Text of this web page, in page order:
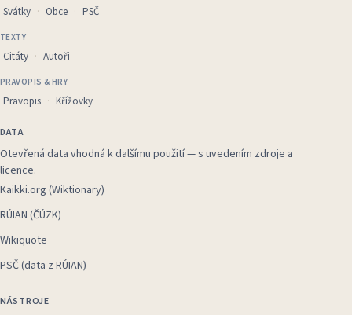
Svátky Obce PSČ
TEXTY
Citáty Autoři
PRAVOPIS & HRY
Pravopis Křížovky
DATA
Otevřená data vhodná k dalšímu použití — s uvedením zdroje a
licence.
Kaikki.org (Wiktionary)
RÚIAN (ČÚZK)
Wikiquote
PSČ (data z RÚIAN)
NÁSTROJE